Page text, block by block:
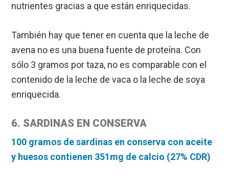
nutrientes gracias a que están enriquecidas.
También hay que tener en cuenta que la leche de
avena no es una buena fuente de proteína. Con
sólo 3 gramos por taza, no es comparable con el
contenido de la leche de vaca o la leche de soya
enriquecida.
6. SARDINAS EN CONSERVA
100 gramos de sardinas en conserva con aceite
y huesos contienen 351mg de calcio (27% CDR)